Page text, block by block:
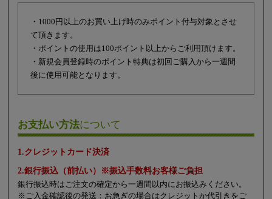
・1000円以上のお買い上げ時のみポイント付与対象とさせ
て頂きます。
・ポイントの使用は100ポイント以上からご利用頂けます。
・新規会員登録時のポイント特典は初回ご購入から一週間
後に使用可能となります。
お支払い方法について
1.クレジットカード決済
2.銀行振込（前払い）※振込手数料お客様ご負担
銀行振込時はご注文の確定から一週間以内にお振込みください。
※ご入金確認後の発送：お急ぎの場合はクレジットか代引きをご